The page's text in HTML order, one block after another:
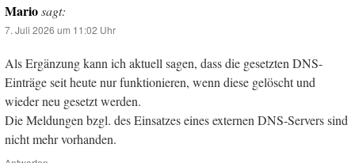
Mariosagt:
7. Juli 2026 um 11:02 Uhr
Als Ergänzung kann ich aktuell sagen, dass die gesetzten DNS-
Einträge seit heute nur funktionieren, wenn diese gelöscht und
wieder neu gesetzt werden.
Die Meldungen bzgl. des Einsatzes eines externen DNS-Servers sind
nicht mehr vorhanden.